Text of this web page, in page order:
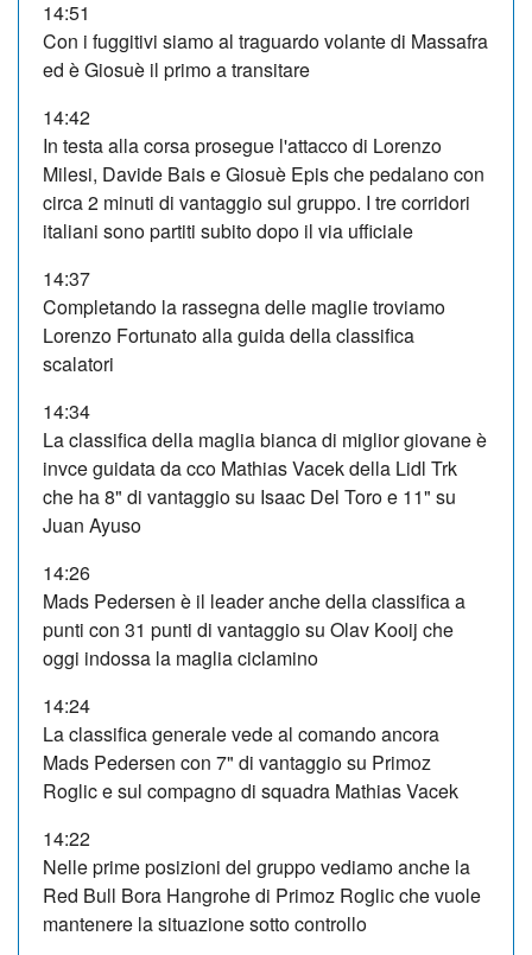
14:51
Con i fuggitivi siamo al traguardo volante di Massafra
ed è Giosuè il primo a transitare
14:42
In testa alla corsa prosegue l'attacco di Lorenzo
Milesi, Davide Bais e Giosuè Epis che pedalano con
circa 2 minuti di vantaggio sul gruppo. I tre corridori
italiani sono partiti subito dopo il via ufficiale
14:37
Completando la rassegna delle maglie troviamo
Lorenzo Fortunato alla guida della classifica
scalatori
14:34
La classifica della maglia bianca di miglior giovane è
invce guidata da cco Mathias Vacek della Lidl Trk
che ha 8" di vantaggio su Isaac Del Toro e 11" su
Juan Ayuso
14:26
Mads Pedersen è il leader anche della classifica a
punti con 31 punti di vantaggio su Olav Kooij che
oggi indossa la maglia ciclamino
14:24
La classifica generale vede al comando ancora
Mads Pedersen con 7" di vantaggio su Primoz
Roglic e sul compagno di squadra Mathias Vacek
14:22
Nelle prime posizioni del gruppo vediamo anche la
Red Bull Bora Hangrohe di Primoz Roglic che vuole
mantenere la situazione sotto controllo